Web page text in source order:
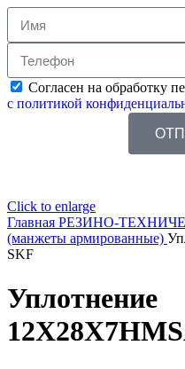
Согласен на обработку
с политикой
Click to enlarge
Главная РЕЗИНО-
(манжеты армированные)
SKF
Уплотнение